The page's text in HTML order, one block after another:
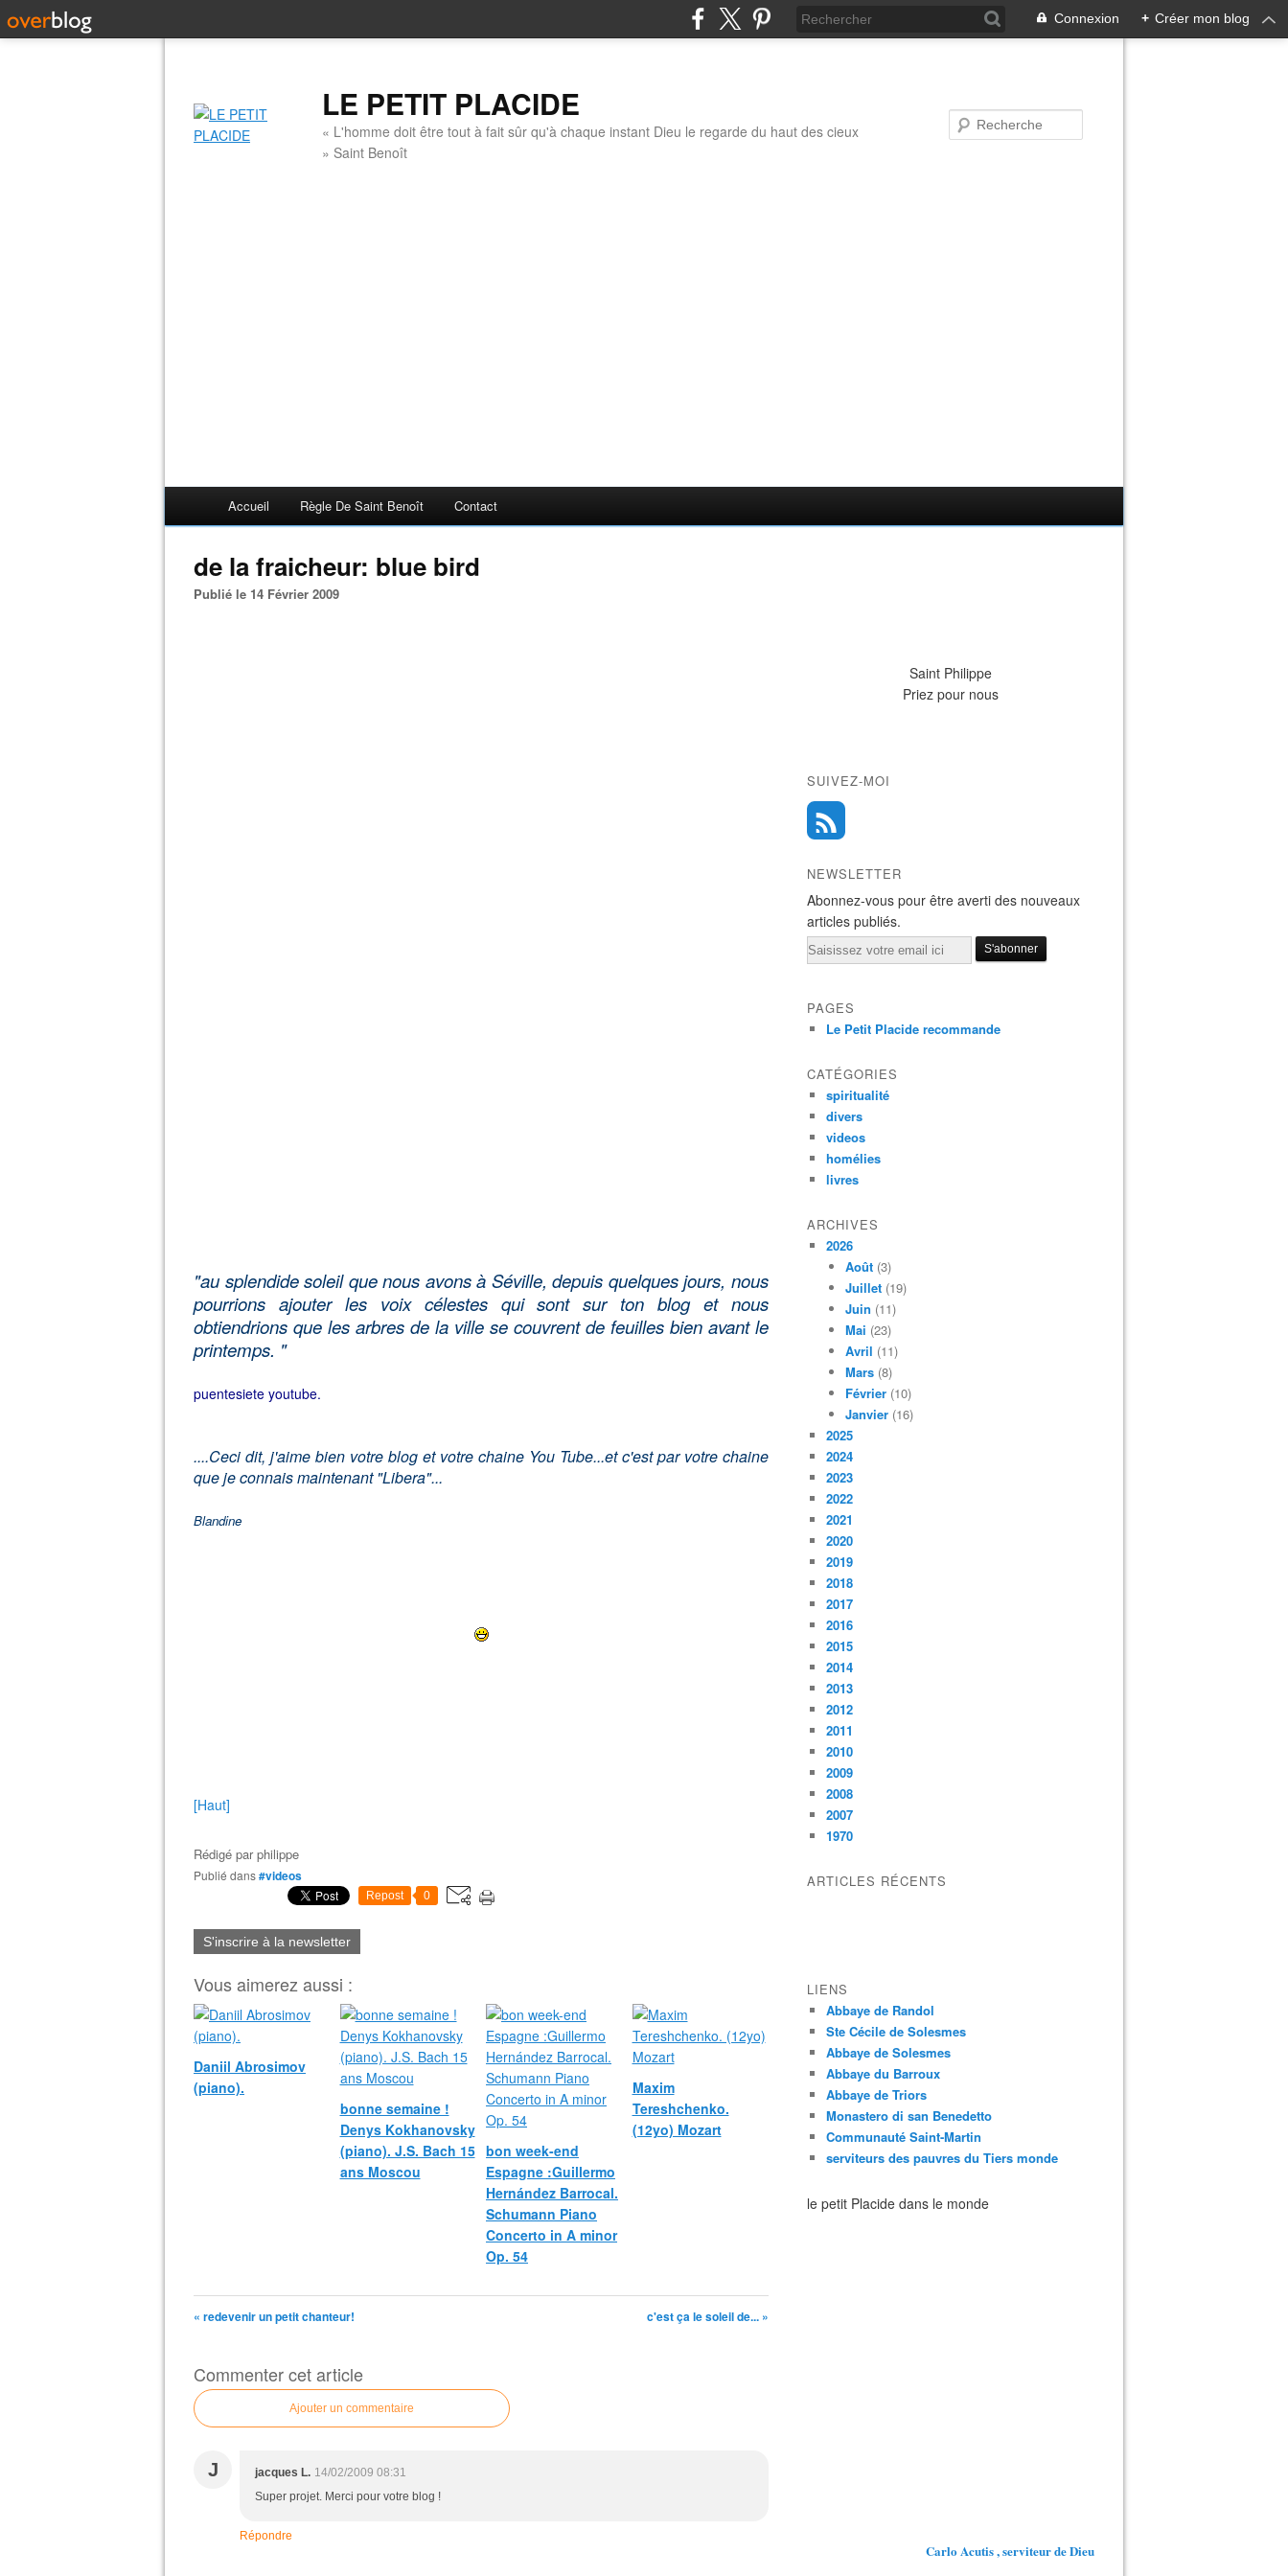
Connexion + Créer mon blog
LE PETIT PLACIDE
« L'homme doit être tout à fait sûr qu'à chaque instant Dieu le regarde du haut des cieux
» Saint Benoît
Accueil Règle De Saint Benoît Contact
de la fraicheur: blue bird
Publié le 14 Février 2009
"au splendide soleil que nous avons à Séville, depuis quelques jours, nous
pourrions ajouter les voix célestes qui sont sur ton blog et nous
obtiendrions que les arbres de la ville se couvrent de feuilles bien avant le
printemps. "
puentesiete youtube.
....Ceci dit, j'aime bien votre blog et votre chaine You Tube...et c'est par votre chaine
que je connais maintenant "Libera"...
Blandine
[Haut]
Rédigé parphilippe
Publié dans#videos
Repost 0
S'inscrire à la newsletter
Vous aimerez aussi :
Daniil Abrosimov
(piano).
bonne semaine !
Denys Kokhanovsky
(piano). J.S. Bach 15
ans Moscou
bon week-end
Espagne :Guillermo
Hernández Barrocal.
Schumann Piano
Concerto in A minor
Op. 54
Maxim
Tereshchenko.
(12yo) Mozart
« redevenir un petit chanteur! c'est ça le soleil de... »
Commenter cet article
Ajouter un commentaire
J jacques L. 14/02/2009 08:31
Super projet. Merci pour votre blog !
Répondre
Saint Philippe
Priez pour nous
SUIVEZ-MOI
NEWSLETTER
Abonnez-vous pour être averti des nouveaux
articles publiés.
Email
PAGES
Le Petit Placide recommande
CATÉGORIES
spiritualité
divers
videos
homélies
livres
ARCHIVES
2026
Août (3)
Juillet (19)
Juin (11)
Mai (23)
Avril (11)
Mars (8)
Février (10)
Janvier (16)
2025
2024
2023
2022
2021
2020
2019
2018
2017
2016
2015
2014
2013
2012
2011
2010
2009
2008
2007
1970
ARTICLES RÉCENTS
LIENS
Abbaye de Randol
Ste Cécile de Solesmes
Abbaye de Solesmes
Abbaye du Barroux
Abbaye de Triors
Monastero di san Benedetto
Communauté Saint-Martin
serviteurs des pauvres du Tiers monde
le petit Placide dans le monde
Carlo Acutis , serviteur de Dieu